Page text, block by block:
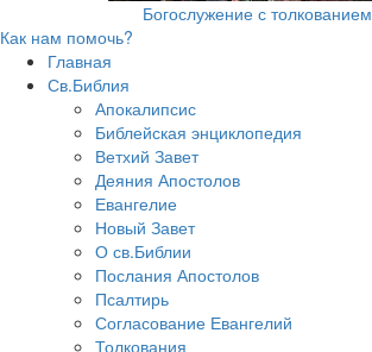
Богослужение с толкованием
Как нам помочь?
Главная
Св.Библия
Апокалипсис
Библейская энциклопедия
Ветхий Завет
Деяния Апостолов
Евангелие
Новый Завет
О св.Библии
Послания Апостолов
Псалтирь
Согласование Евангелий
Толкования